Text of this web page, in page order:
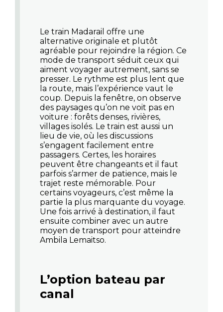
Le train Madarail offre une
alternative originale et plutôt
agréable pour rejoindre la région. Ce
mode de transport séduit ceux qui
aiment voyager autrement, sans se
presser. Le rythme est plus lent que
la route, mais l’expérience vaut le
coup. Depuis la fenêtre, on observe
des paysages qu’on ne voit pas en
voiture : forêts denses, rivières,
villages isolés. Le train est aussi un
lieu de vie, où les discussions
s’engagent facilement entre
passagers. Certes, les horaires
peuvent être changeants et il faut
parfois s’armer de patience, mais le
trajet reste mémorable. Pour
certains voyageurs, c’est même la
partie la plus marquante du voyage.
Une fois arrivé à destination, il faut
ensuite combiner avec un autre
moyen de transport pour atteindre
Ambila Lemaitso.
L’option bateau par
canal